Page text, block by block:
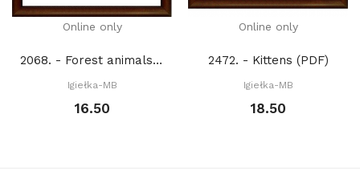
Online only
2068. - Forest animals. Squirrel (PDF)
Igiełka-MB
16.50
Online only
2472. - Kittens (PDF)
Igiełka-MB
18.50